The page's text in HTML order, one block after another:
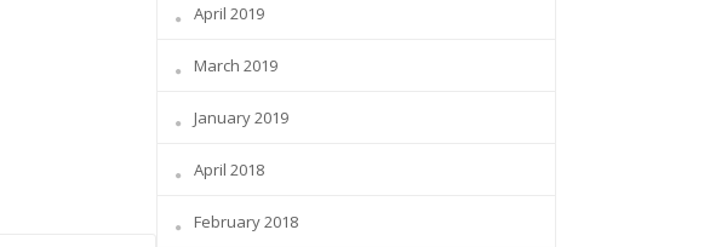
April 2019
March 2019
January 2019
April 2018
February 2018